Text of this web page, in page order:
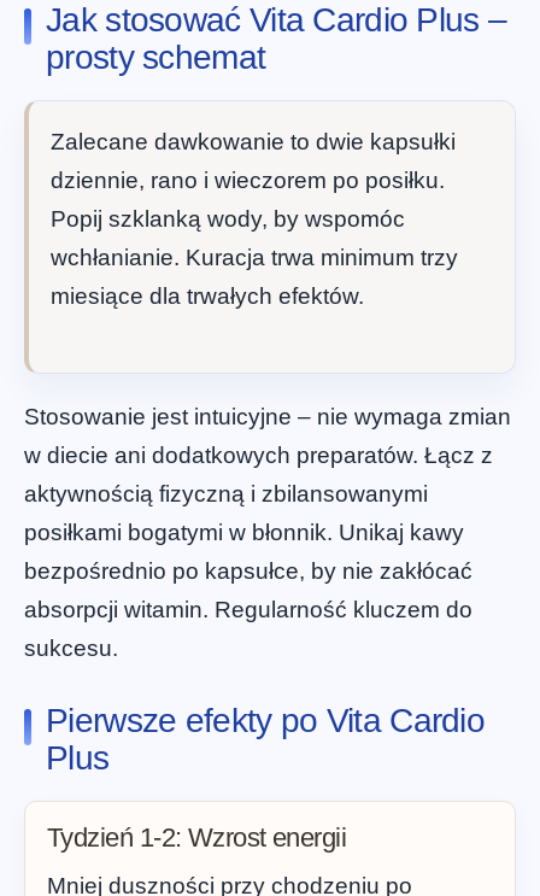
Jak stosować Vita Cardio Plus –
prosty schemat
Zalecane dawkowanie to dwie kapsułki
dziennie, rano i wieczorem po posiłku.
Popij szklanką wody, by wspomóc
wchłanianie. Kuracja trwa minimum trzy
miesiące dla trwałych efektów.
Stosowanie jest intuicyjne – nie wymaga zmian
w diecie ani dodatkowych preparatów. Łącz z
aktywnością fizyczną i zbilansowanymi
posiłkami bogatymi w błonnik. Unikaj kawy
bezpośrednio po kapsułce, by nie zakłócać
absorpcji witamin. Regularność kluczem do
sukcesu.
Pierwsze efekty po Vita Cardio
Plus
Tydzień 1-2: Wzrost energii
Mniej duszności przy chodzeniu po